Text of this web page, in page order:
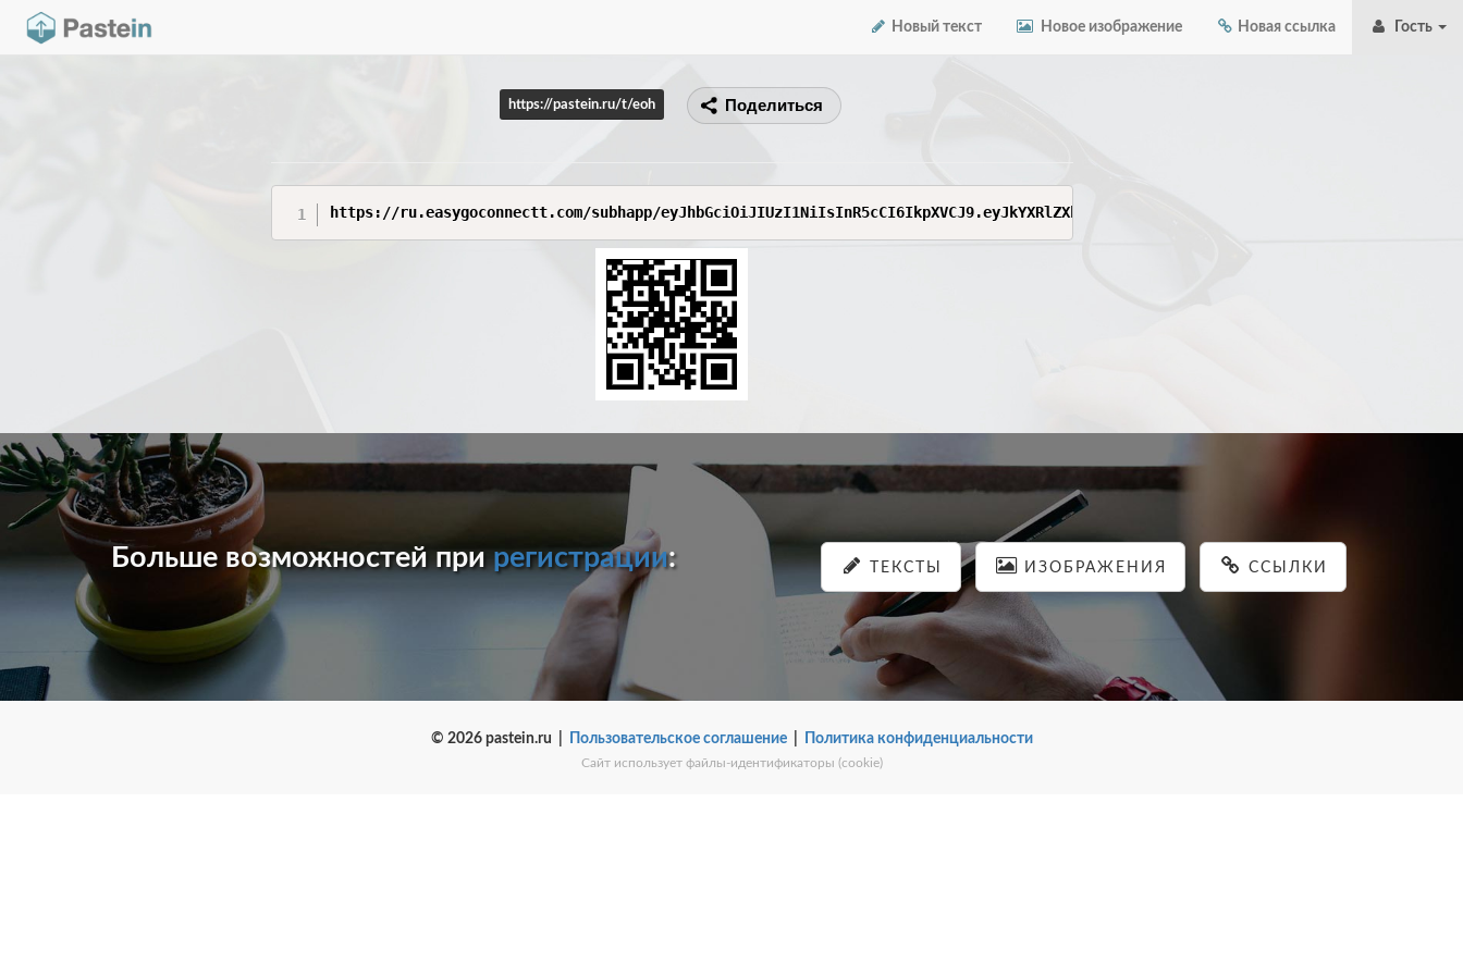
Новый текст Новое изображение Новая ссылка Гость
https://pastein.ru/t/eoh Поделиться
https://ru.easygoconnectt.com/subhapp/
Больше возможностей прирегистрации: ТЕКСТЫ ИЗОБРАЖЕНИЯ ССЫЛКИ
© 2026 pastein.ru | Пользовательское соглашение| Политика конфиденциальности
Сайт использует файлы-идентификаторы (cookie)